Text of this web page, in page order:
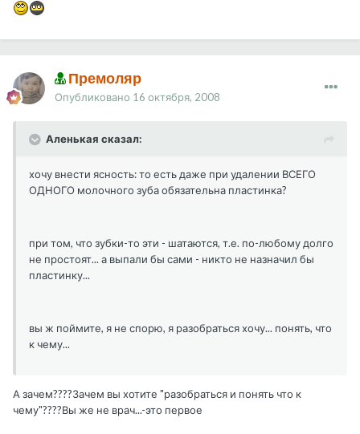
Премоляр
Опубликовано 16 октября, 2008
Аленькая сказал:
хочу внести ясность: то есть даже при удалении ВСЕГО
ОДНОГО молочного зуба обязательна пластинка?
при том, что зубки-то эти - шатаются, т.е. по-любому долго
не простоят... а выпали бы сами - никто не назначил бы
пластинку...
вы ж поймите, я не спорю, я разобраться хочу... понять, что
к чему...
А зачем????Зачем вы хотите "разобраться и понять что к
чему"????Вы же не врач...-это первое